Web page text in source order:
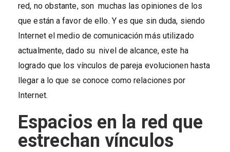
red, no obstante, son muchas las opiniones de los
que están a favor de ello. Y es que sin duda, siendo
Internet el medio de comunicación más utilizado
actualmente, dado su nivel de alcance, este ha
logrado que los vínculos de pareja evolucionen hasta
llegar a lo que se conoce como relaciones por
Internet.
Espacios en la red que
estrechan vínculos